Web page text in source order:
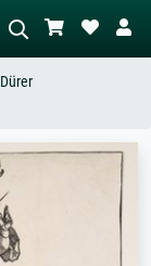
Szene – z.B. Grüne
mit viel Rot, Dunkles
Akt neben einem
Baum.